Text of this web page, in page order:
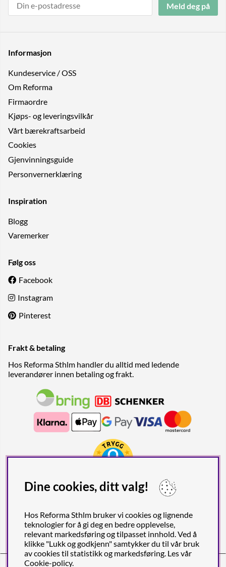
Meld deg på
Informasjon
Kundeservice / OSS
Om Reforma
Firmaordre
Kjøps- og leveringsvilkår
Vårt bærekraftsarbeid
Cookies
Gjenvinningsguide
Personvernerklæring
Inspiration
Blogg
Varemerker
Følg oss
Facebook
Instagram
Pinterest
Frakt & betaling
Hos Reforma Sthlm handler du alltid med ledende
leverandører innen betaling og frakt.
Dine cookies, ditt valg!
Hos Reforma Sthlm bruker vi cookies og lignende
teknologier for å gi deg en bedre opplevelse,
relevant markedsføring og tilpasset innhold. Ved å
klikke "Lukk og godkjenn" samtykker du til vår bruk
av cookies til statistikk og markedsføring. Les vår
Cookie-policy.